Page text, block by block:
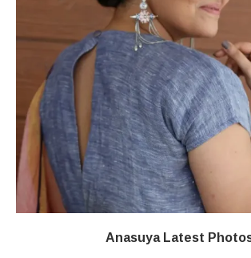
Anasuya Latest